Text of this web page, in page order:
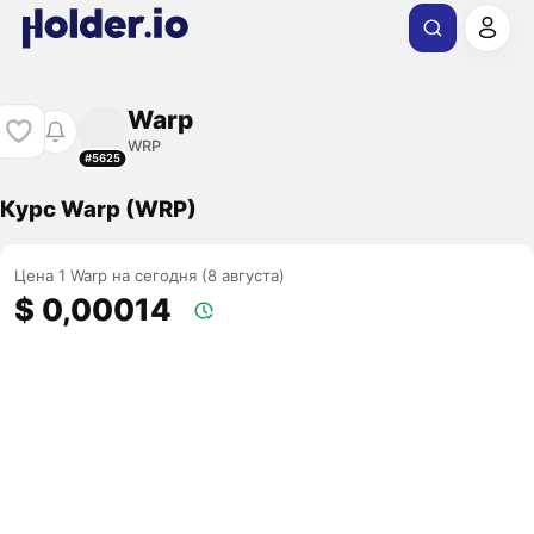
#5625
Warp
WRP
Курс Warp (WRP)
Цена 1 Warp на сегодня (8 августа)
$ 0,00014